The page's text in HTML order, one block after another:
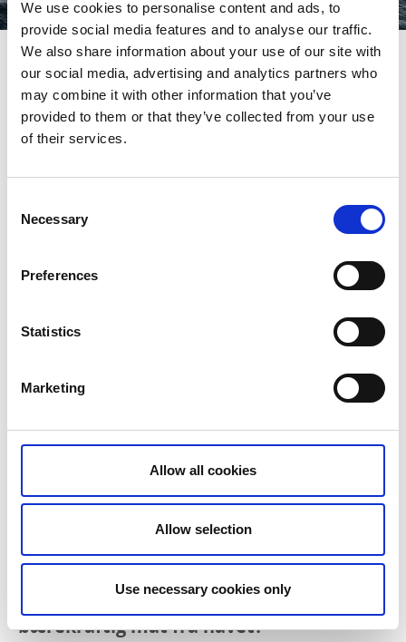
We use cookies to personalise content and ads, to
provide social media features and to analyse our traffic.
We also share information about your use of our site with
our social media, advertising and analytics partners who
may combine it with other information that you’ve
provided to them or that they’ve collected from your use
of their services.
Selection
Necessary
Preferences
Statistics
Marketing
Allow all cookies
Allow selection
Use necessary cookies only
Skalldyrcruise og rekelag i Gøteborgs
skjærgård
Bli med på et fantastisk skalldyrcruise i Gøteborgs vakre
skjærgård. Her har vi listet opp båtturene som tilbyr de
Velkommen ombord!
Skalldyrcruise
bærekraftig mat fra havet?